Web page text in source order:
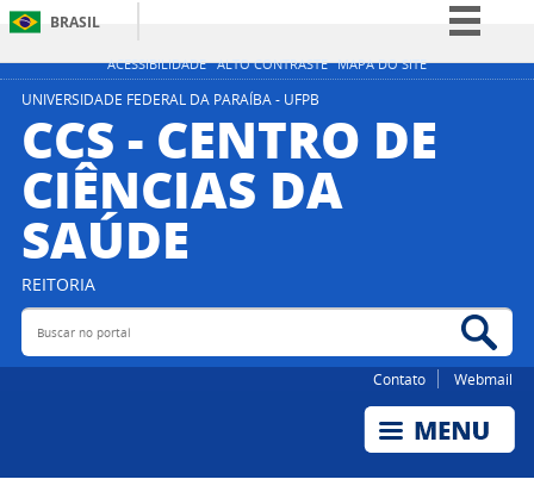
ACESSIBILIDADE ALTO CONTRASTE MAPA DO SITE
BRASIL
Simplifique!
Participe
Acesso à informação
Legislação
UNIVERSIDADE FEDERAL DA PARAÍBA - UFPB
CCS - CENTRO DE
CIÊNCIAS DA
SAÚDE
REITORIA
Buscar no portal
Contato Webmail